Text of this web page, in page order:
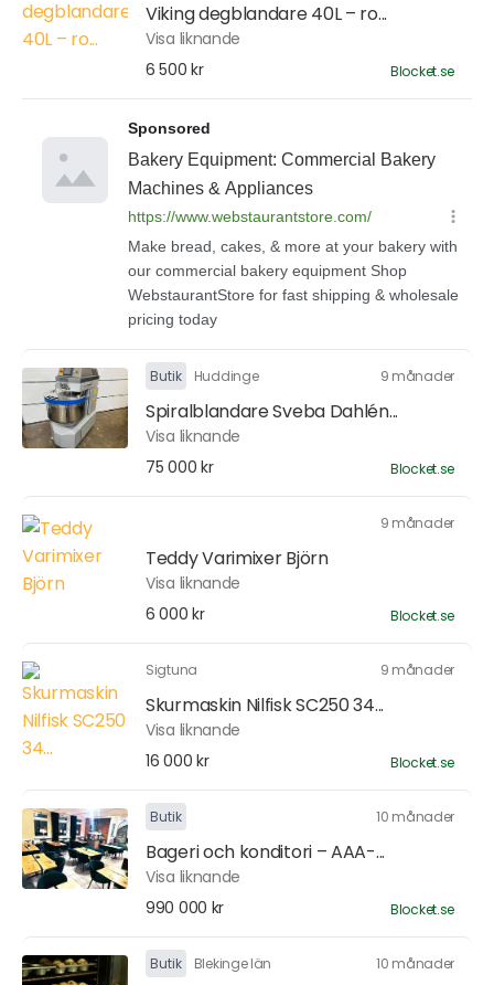
Viking degblandare 40L – ro...
Visa liknande
6 500 kr
Blocket.se
Butik Huddinge 9 månader
Spiralblandare Sveba Dahlén...
Visa liknande
75 000 kr
Blocket.se
9 månader
Teddy Varimixer Björn
Visa liknande
6 000 kr
Blocket.se
Sigtuna 9 månader
Skurmaskin Nilfisk SC250 34...
Visa liknande
16 000 kr
Blocket.se
Butik 10 månader
Bageri och konditori – AAA-...
Visa liknande
990 000 kr
Blocket.se
Butik Blekinge län 10 månader